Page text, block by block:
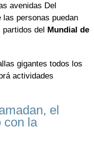
avenidas Del
las personas puedan
del Mundial de
gigantes todos los
actividades
el
con la